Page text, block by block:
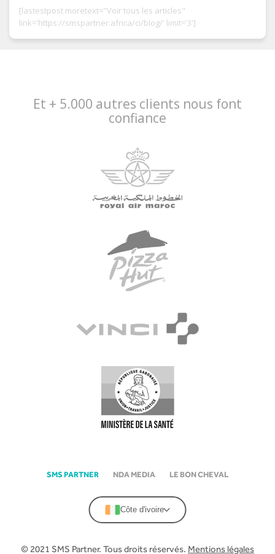
[lastestpost moretext="Voir tous les articles"
link='https://smspartner.africa/ci/blog/' limit='3']
Et + 5.000 autres clients nous font
confiance
SMS PARTNER NDA MEDIA LE BON CHEVAL
Côte d'ivoire
© 2021 SMS Partner. Tous droits réservés. Mentions légales